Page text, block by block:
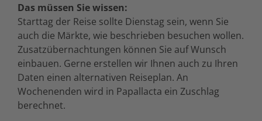
Das müssen Sie wissen:
Starttag der Reise sollte Dienstag sein, wenn Sie
auch die Märkte, wie beschrieben besuchen wollen.
Zusatzübernachtungen können Sie auf Wunsch
einbauen. Gerne erstellen wir Ihnen auch zu Ihren
Daten einen alternativen Reiseplan. An
Wochenenden wird in Papallacta ein Zuschlag
berechnet.